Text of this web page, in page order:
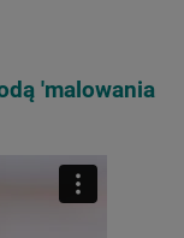
'malowania